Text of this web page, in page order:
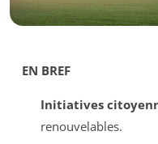
EN BREF
Initiatives
renouvelables.